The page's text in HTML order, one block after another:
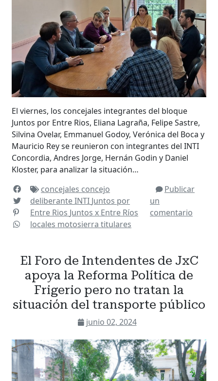
El viernes, los concejales integrantes del bloque
Juntos por Entre Rios, Eliana Lagraña, Felipe Sastre,
Silvina Ovelar, Emmanuel Godoy, Verónica del Boca y
Mauricio Rey se reunieron con integrantes del INTI
Concordia, Andres Jorge, Hernán Godin y Daniel
Kloster, para analizar la situación…
concejales concejo
deliberanteINTI Juntos por
Entre Rios Juntos x Entre Ríos
locales motosierratitulares
Publicar
un
comentario
El Foro de Intendentes de JxC
apoya la Reforma Política de
Frigerio pero no tratan la
situación del transporte público
junio 02, 2024